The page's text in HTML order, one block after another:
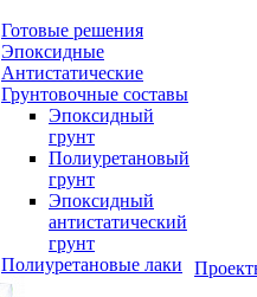
Готовые решения
Эпоксидные
Антистатические
Грунтовочные составы
Эпоксидный
грунт
Полиуретановый
грунт
Эпоксидный
антистатический
грунт
Полиуретановые лаки